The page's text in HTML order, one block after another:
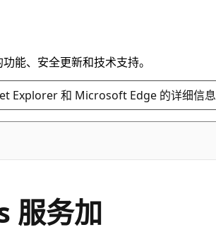
能、安全更新和技术支持。
Explorer 和 Microsoft Edge 的详细信息
服务加